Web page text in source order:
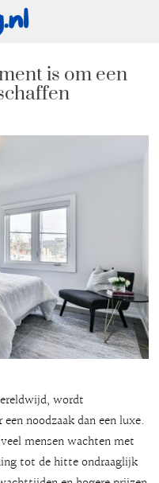
is om een
wordt
noodzaak dan een luxe.
mensen wachten met
tot de hitte ondraaglijk